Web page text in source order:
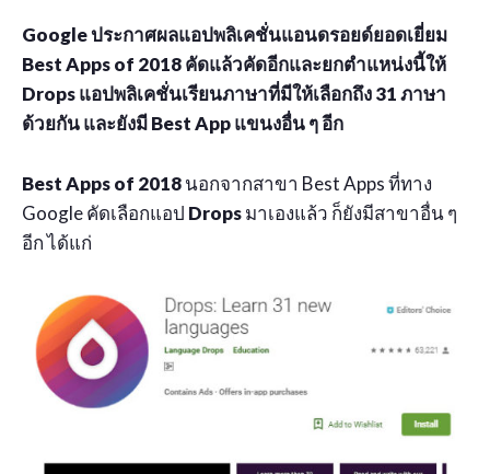
Google ประกาศผลแอปพลิเคชั่นแอนดรอยด์ยอดเยี่ยม
Best Apps of 2018 คัดแล้วคัดอีกและยกตำแหน่งนี้ให้
Drops แอปพลิเคชั่นเรียนภาษาที่มีให้เลือกถึง 31 ภาษา
ด้วยกัน และยังมี Best App แขนงอื่น ๆ อีก
Best Apps of 2018นอกจากสาขา Best Apps ที่ทาง
Google คัดเลือกแอป Dropsมาเองแล้ว ก็ยังมีสาขาอื่น ๆ
อีก ได้แก่